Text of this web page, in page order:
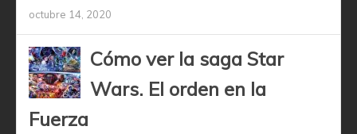
octubre 14, 2020
Cómo ver la saga Star
Wars. El orden en la
Fuerza